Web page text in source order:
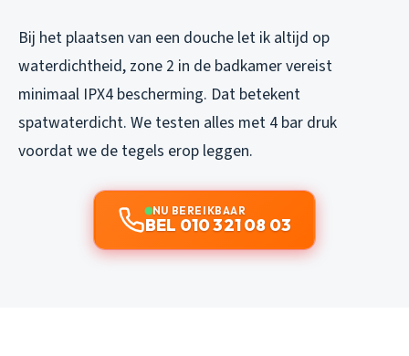
Bij het plaatsen van een douche let ik altijd op
waterdichtheid, zone 2 in de badkamer vereist
minimaal IPX4 bescherming. Dat betekent
spatwaterdicht. We testen alles met 4 bar druk
voordat we de tegels erop leggen.
NU BEREIKBAAR
BEL 010 321 08 03